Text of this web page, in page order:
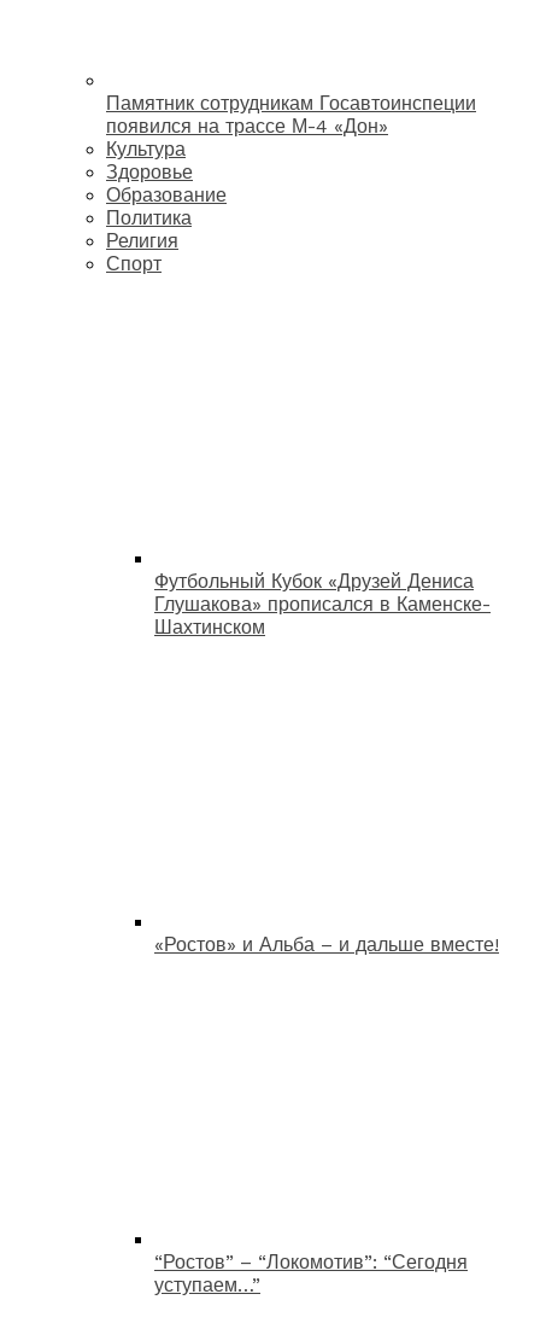
Памятник сотрудникам Госавтоинспеции
появился на трассе М-4 «Дон»
Культура
Здоровье
Образование
Политика
Религия
Спорт
Футбольный Кубок «Друзей Дениса
Глушакова» прописался в Каменске-
Шахтинском
«Ростов» и Альба – и дальше вместе!
“Ростов” – “Локомотив”: “Сегодня
уступаем…”